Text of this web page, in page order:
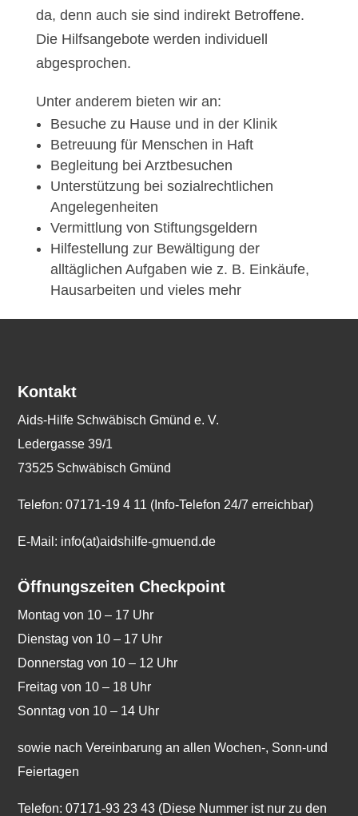
da, denn auch sie sind indirekt Betroffene.
Die Hilfsangebote werden individuell
abgesprochen.
Unter anderem bieten wir an:
Besuche zu Hause und in der Klinik
Betreuung für Menschen in Haft
Begleitung bei Arztbesuchen
Unterstützung bei sozialrechtlichen
Angelegenheiten
Vermittlung von Stiftungsgeldern
Hilfestellung zur Bewältigung der
alltäglichen Aufgaben wie z. B. Einkäufe,
Hausarbeiten und vieles mehr
Kontakt
Aids-Hilfe Schwäbisch Gmünd e. V.
Ledergasse 39/1
73525 Schwäbisch Gmünd
Telefon: 07171-19 4 11 (Info-Telefon 24/7 erreichbar)
E-Mail: info(at)aidshilfe-gmuend.de
Öffnungszeiten Checkpoint
Montag von 10 – 17 Uhr
Dienstag von 10 – 17 Uhr
Donnerstag von 10 – 12 Uhr
Freitag von 10 – 18 Uhr
Sonntag von 10 – 14 Uhr
sowie nach Vereinbarung an allen Wochen-, Sonn-und
Feiertagen
Telefon: 07171-93 23 43 (Diese Nummer ist nur zu den